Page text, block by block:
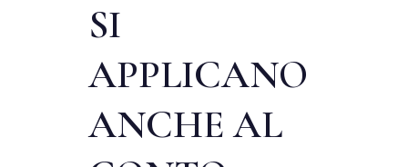
SI
APPLICANO
ANCHE AL